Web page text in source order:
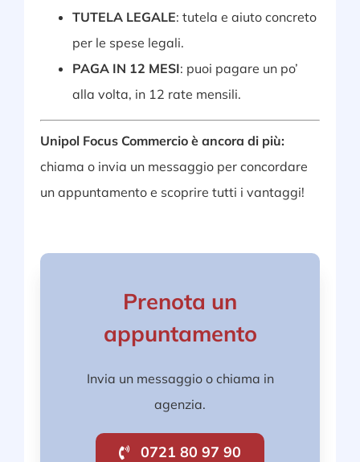
TUTELA LEGALE: tutela e aiuto concreto
per le spese legali.
PAGA IN 12 MESI: puoi pagare un po’
alla volta, in 12 rate mensili.
Unipol Focus Commercio è ancora di più:
chiama o invia un messaggio per concordare
un appuntamento e scoprire tutti i vantaggi!
Prenota un
appuntamento
Invia un messaggio o chiama in
agenzia.
0721 80 97 90